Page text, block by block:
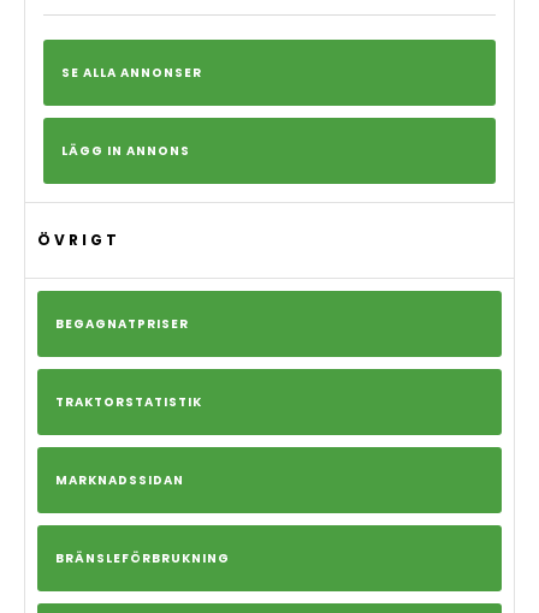
SE ALLA ANNONSER
LÄGG IN ANNONS
ÖVRIGT
BEGAGNATPRISER
TRAKTORSTATISTIK
MARKNADSSIDAN
BRÄNSLEFÖRBRUKNING